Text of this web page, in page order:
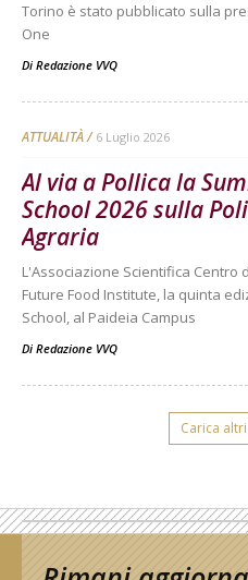
Torino è stato pubblicato sulla
One
Di Redazione VVQ
ATTUALITÀ 6 Luglio 2026
Al via a Pollica la
School 2026 sulla
Agraria
L'Associazione Scientifica Centro
Future Food Institute, la quinta
School, al Paideia Campus
Di Redazione VVQ
Carica